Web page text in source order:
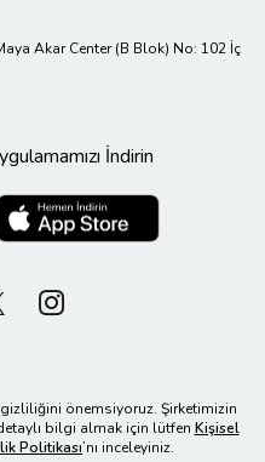
Akar Center (B Blok) No: 102 İç
İndirin
önemsiyoruz. Şirketimizin
bilgi almak için lütfen Kişisel
Politikası’nı inceleyiniz.